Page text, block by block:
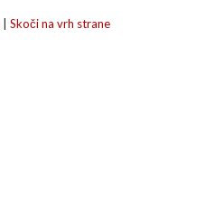
Skoči na vrh strane